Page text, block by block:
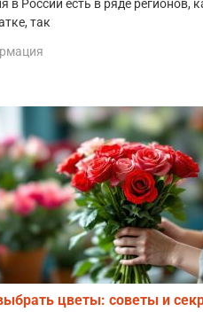
в России есть в ряде регионов,
так
цветы: советы и